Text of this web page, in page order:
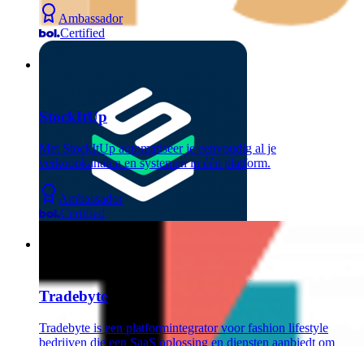
Ambassador
Certified
StockItUp
Met StockItUp automatiseer je eenvoudig al je
verkoopkanalen en systemen in één platform.
Ambassador
Certified
Tradebyte
Tradebyte is een platformintegrator voor fashion lifestyle
bedrijven die een SaaS oplossing en diensten aanbiedt om